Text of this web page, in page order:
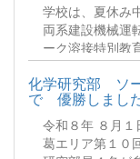
学校は、夏休み
両系建設機械運
ーク溶接特別教
は、仕事として
ている特別教育
っていました
きをみる
化学研究部 ソ
で 優勝しまし
令和８年 ８月
葛エリア第１０